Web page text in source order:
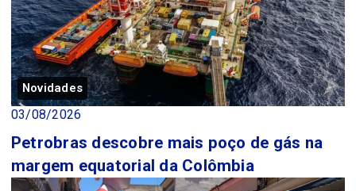
Novidades
03/08/2026
Petrobras descobre mais poço de gás na
margem equatorial da Colômbia